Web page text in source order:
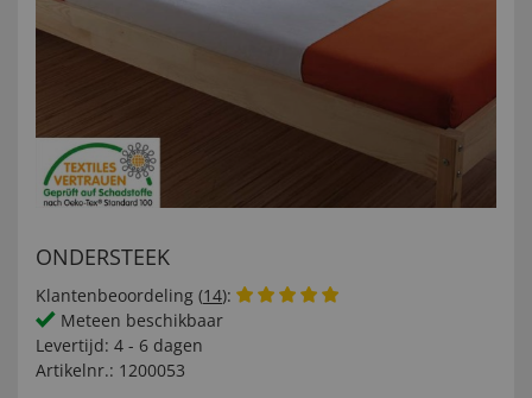
ONDERSTEEK
Klantenbeoordeling (14):
Meteen beschikbaar
Levertijd: 4 - 6 dagen
Artikelnr.: 1200053